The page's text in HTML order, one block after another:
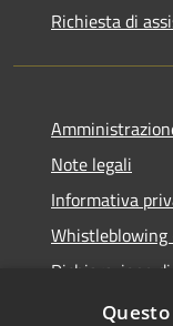
Richiesta di
Note legali
Informativa
Dichiarazione
Obiettivi di